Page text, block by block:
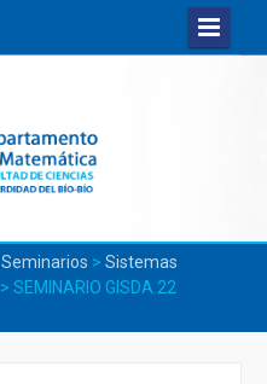
Seminarios > Sistemas
> SEMINARIO GISDA 22